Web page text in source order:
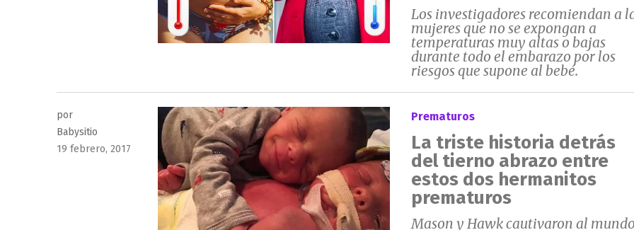
Los investigadores recomiendan a
mujeres que no se expongan a
temperaturas muy altas o bajas
durante todo el embarazo por los
riesgos que supone al bebé.
por
Babysitio
Publicado
19 febrero, 2017
Prematuros
La triste historia detrás
del tierno abrazo entre
estos dos hermanitos
prematuros
Mason y Hawk cautivaron al